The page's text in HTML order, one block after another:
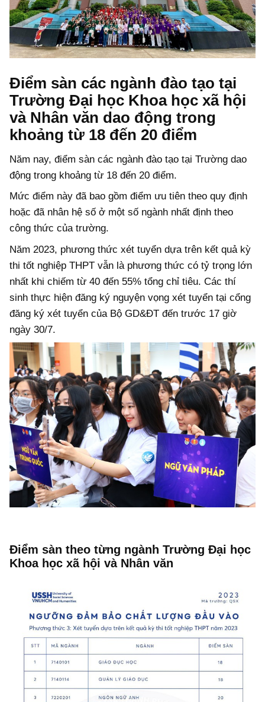
Điểm sàn các ngành đào tạo tại
Trường Đại học Khoa học xã hội
và Nhân văn dao động trong
khoảng từ 18 đến 20 điểm
Năm nay, điểm sàn các ngành đào tạo tại Trường dao
động trong khoảng từ 18 đến 20 điểm.
Mức điểm này đã bao gồm điểm ưu tiên theo quy định
hoặc đã nhân hệ số ở một số ngành nhất định theo
công thức của trường.
Năm 2023, phương thức xét tuyển dựa trên kết quả kỳ
thi tốt nghiệp THPT vẫn là phương thức có tỷ trọng lớn
nhất khi chiếm từ 40 đến 55% tổng chỉ tiêu. Các thí
sinh thực hiện đăng ký nguyện vọng xét tuyển tại cổng
đăng ký xét tuyển của Bộ GD&ĐT đến trước 17 giờ
ngày 30/7.
Điểm sàn theo từng ngành Trường Đại học
Khoa học xã hội và Nhân văn